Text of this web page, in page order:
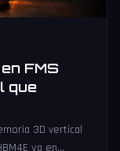
FMS
que
3D vertical
ya en